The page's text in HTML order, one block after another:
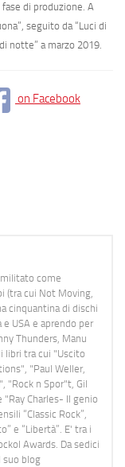
di produzione. A
, seguito da“Luci di
notte” a marzo 2019.
on Facebook
come
(tra cui Not Moving,
cinquantina di dischi
USA e aprendo per
Thunders, Manu
libri tra cui "Uscito
"Paul Weller,
"Rock n Spor"t, Gil
Charles- Il genio
“Classic Rock”,
e “Libertà”. E' tra i
Awards. Da sedici
suo blog